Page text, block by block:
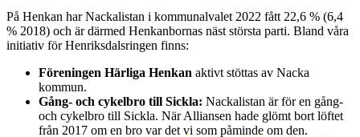
På Henkan har Nackalistan i kommunalvalet 2022 fått 22,6 % (6,4
% 2018) och är därmed Henkanbornas näst största parti. Bland våra
initiativ för Henriksdalsringen finns:
Föreningen Härliga Henkan aktivt stöttas av Nacka
kommun.
Gång- och cykelbro till Sickla: Nackalistan är för en gång-
och cykelbro till Sickla. När Alliansen hade glömt bort löftet
från 2017 om en bro var det vi som påminde om den.